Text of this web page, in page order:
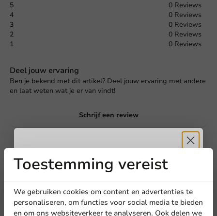
5
0 Reviews
4
0 Reviews
3
0 Reviews
2
0 Reviews
1
0 Reviews
Deel jouw ervaring
Ben je bekend met dit artikel? Deel jouw ervaring met andere
en laat weten wat je er van vindt!
Schrijf een review
Toestemming vereist
We gebruiken cookies om content en advertenties te
personaliseren, om functies voor social media te bieden
en om ons websiteverkeer te analyseren. Ook delen we
Ontvang5%
korting